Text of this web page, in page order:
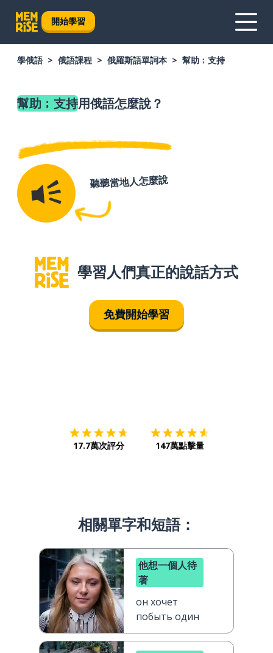
開始學習
學俄語 俄語課程 俄羅斯語單詞本 幫助﹔支持
幫助﹔支持用俄語怎麼說？
聽聽當地人怎麼說
學習人們真正的說話方式
免費開始學習
17.7萬次評分 147萬點擊量
相關單字和短語：
他想一個人待
著
он хочет
побыть один